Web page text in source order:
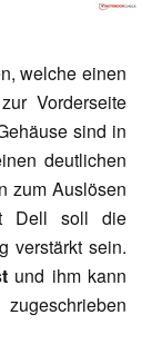
welche einen
Vorderseite
sind in
deutlichen
zum Auslösen
Dell soll die
verstärkt sein.
und ihm kann
zugeschrieben